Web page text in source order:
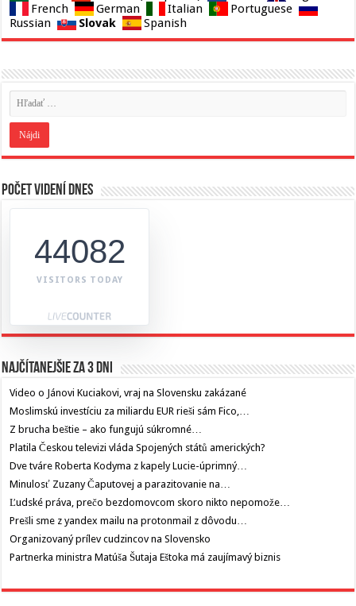
French
German Italian
Portuguese
Russian
Slovak Spanish
Počet videní dnes
44082
VISITORS TODAY
Najčítanejšie za 3 dni
Video o Jánovi Kuciakovi, vraj na Slovensku zakázané
Moslimskú investíciu za miliardu EUR rieši sám Fico,…
Z brucha beštie – ako fungujú súkromné…
Platila Českou televizi vláda Spojených států amerických?
Dve tváre Roberta Kodyma z kapely Lucie-úprimný…
Minulosť Zuzany Čaputovej a parazitovanie na…
Ľudské práva, prečo bezdomovcom skoro nikto nepomože…
Prešli sme z yandex mailu na protonmail z dôvodu…
Organizovaný prílev cudzincov na Slovensko
Partnerka ministra Matúša Šutaja Eštoka má zaujímavý biznis